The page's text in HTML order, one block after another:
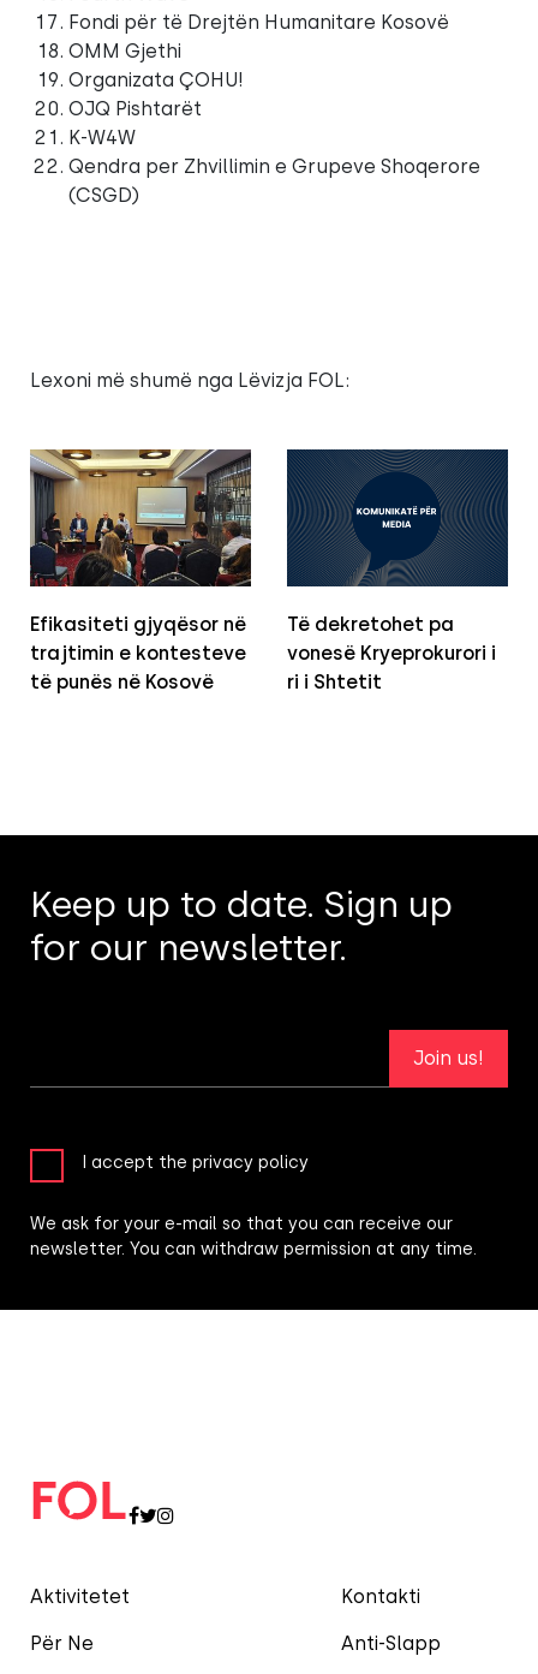
Fondi për të Drejtën Humanitare Kosovë
OMM Gjethi
Organizata ÇOHU!
OJQ Pishtarët
K-W4W
Qendra per Zhvillimin e Grupeve Shoqerore
(CSGD)
Lexoni më shumë nga Lëvizja FOL:
Efikasiteti gjyqësor në
trajtimin e kontesteve
të punës në Kosovë
Të dekretohet pa
vonesë Kryeprokurori i
ri i Shtetit
Aktivitetet
Për Ne
Kontakti
Anti-Slapp
Keep up to date. Sign up
for our newsletter.
Join us!
I accept the privacy policy
We ask for your e-mail so that you can receive our
newsletter. You can withdraw permission at any time.